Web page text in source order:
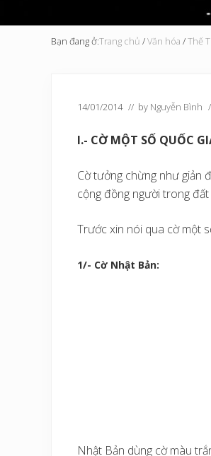
Bạn đang ở:Trang chủ /Văn hóa /Thế
14/01/2014 // by Nguyễn Bình
I.- CỜ MỘT SỐ QUỐC
Cờ tưởng chừng như giản
cộng đồng người trong
Trước xin nói qua cờ một
1/- Cờ Nhật Bản:
Nhật Bản dùng cờ màu